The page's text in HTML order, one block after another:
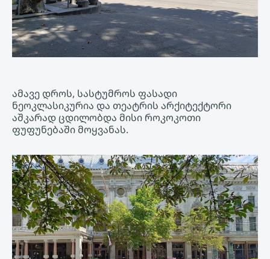
ამავე დროს, სასტუმროს ფასადი
ნეოკლასიკურია და თეატრის არქიტექტორი
აშკარად ცდილობდა მისი როკოკოთი
ფუფუნებაში მოყვანას.